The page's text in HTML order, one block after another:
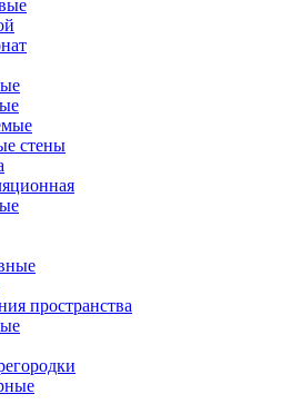
стены
пространства